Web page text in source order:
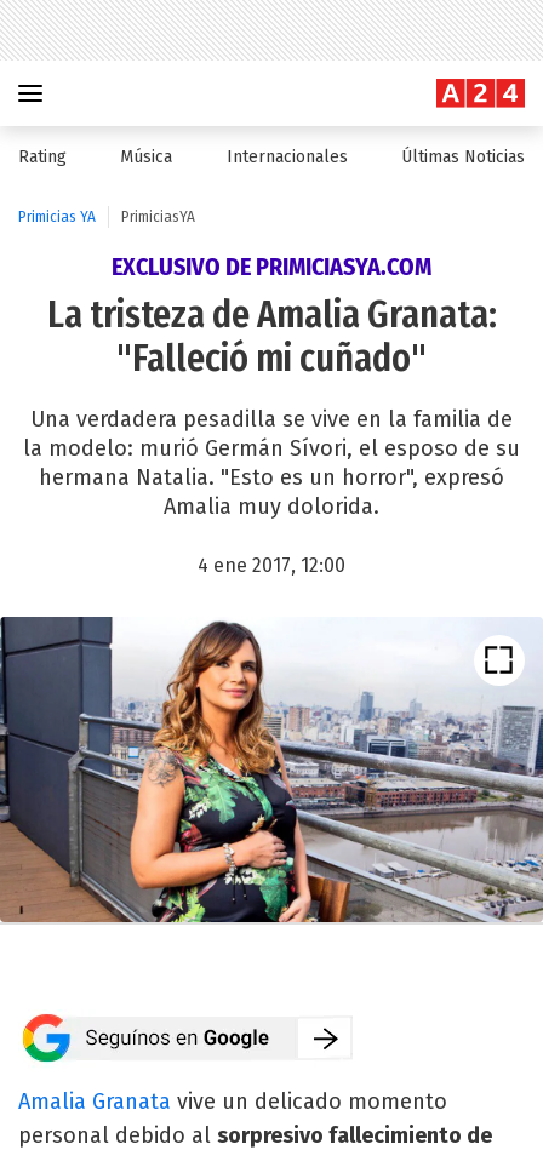
Rating Música Internacionales Últimas Noticias
Primicias YA PrimiciasYA
EXCLUSIVO DE PRIMICIASYA.COM
La tristeza de Amalia Granata:
"Falleció mi cuñado"
Una verdadera pesadilla se vive en la familia de
la modelo: murió Germán Sívori, el esposo de su
hermana Natalia. "Esto es un horror", expresó
Amalia muy dolorida.
4 ene 2017, 12:00
Amalia Granata vive un delicado momento
personal debido al sorpresivo fallecimiento de